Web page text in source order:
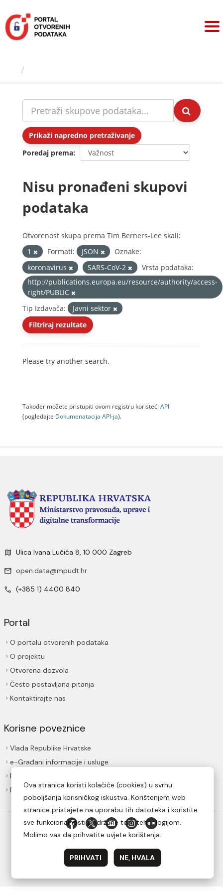
sadržaj
Prikaži napredno pretraživanje
Poredaj prema
Nisu pronađeni skupovi
podataka
Otvorenost skupa prema Tim Berners-Lee skali:
1
Formati: JSON
Oznake:
koronavirus
SARS-CoV-2
Vrsta podataka:
http://publications.europa.eu/resource/authority/access-
right/PUBLIC
Tip Izdavača:
Javni sektor
Filtriraj rezultate
Please try another search.
Također možete pristupiti ovom registru koristeći API
(pogledajte Dokumenаtаcijа API-jа).